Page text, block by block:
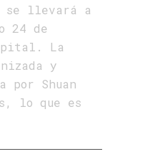
se llevará a
24 de
La
y
por Shuan
lo que es